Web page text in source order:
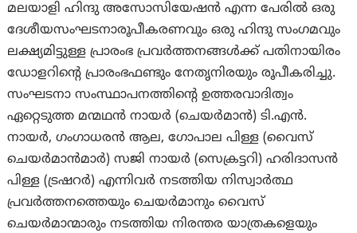
മലയാളി ഹിന്ദു അസോസിയേഷൻ എന്ന പേരിൽ ഒരു
ദേശീയസംഘടനാരൂപീകരണവും ഒരു ഹിന്ദു സംഗമവും
ലക്ഷ്യമിട്ടുള്ള പ്രാരംഭ പ്രവർത്തനങ്ങൾക്ക് പതിനായിരം
ഡോളറിന്റെ പ്രാരംഭഫണ്ടും നേതൃനിരയും രൂപീകരിച്ചു.
സംഘടനാ സംസ്ഥാപനത്തിന്റെ ഉത്തരവാദിത്വം
ഏറ്റെടുത്ത മന്മഥൻ നായർ (ചെയർമാൻ) ടി.എൻ.
നായർ, ഗംഗാധരൻ ആല, ഗോപാല പിള്ള (വൈസ്
ചെയർമാൻമാർ) സജി നായർ (സെക്രട്ടറി) ഹരിദാസൻ
പിള്ള (ട്രഷറർ) എന്നിവർ നടത്തിയ നിസ്വാർത്ഥ
പ്രവർത്തനത്തെയും ചെയർമാനും വൈസ്
ചെയർമാന്മാരും നടത്തിയ നിരന്തര യാത്രകളെയും